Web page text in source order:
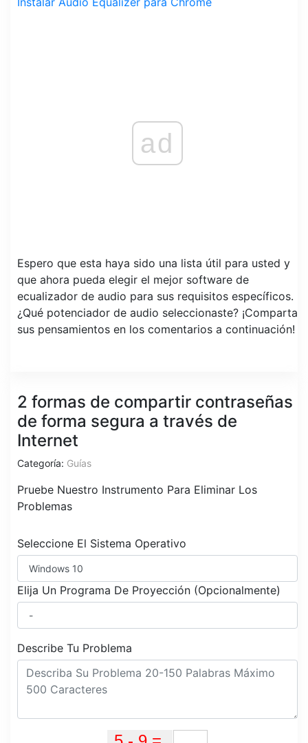
ad
Espero que esta haya sido una lista útil para usted y
que ahora pueda elegir el mejor software de
ecualizador de audio para sus requisitos específicos.
¿Qué potenciador de audio seleccionaste? ¡Comparta
sus pensamientos en los comentarios a continuación!
2 formas de compartir contraseñas
de forma segura a través de
Internet
Categoría: Guías
Pruebe Nuestro Instrumento Para Eliminar Los
Problemas
Seleccione El Sistema Operativo
Elija Un Programa De Proyección (Opcionalmente)
Describe Tu Problema